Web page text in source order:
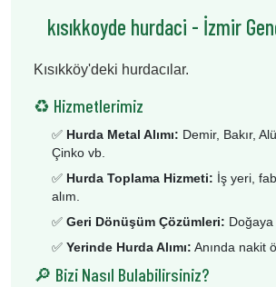
kısıkkoyde hurdaci - İzmir
Kısıkköy'deki hurdacılar.
♻️ Hizmetlerimiz
✅ Hurda Metal Alımı: Demir, Bakır,
Çinko vb.
✅ Hurda Toplama Hizmeti: İş yeri,
alım.
✅ Geri Dönüşüm Çözümleri: Doğaya
✅ Yerinde Hurda Alımı: Anında nakit
🔎 Bizi Nasıl Bulabilirsiniz?